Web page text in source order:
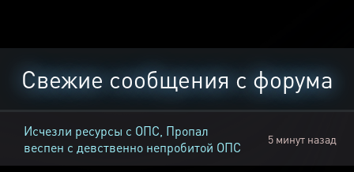
Свежие сообщения с форума
Исчезли ресурсы с ОПС, Пропал
веспен с девственно непробитой ОПС
5 минут назад